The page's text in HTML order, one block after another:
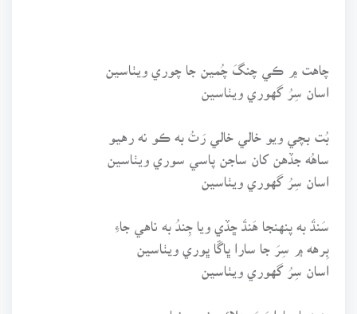
چاهت ۾ ڪي چنگَ چُمين جا چوري ويٺاسين
اسان سِرُ گهوري ويٺاسين
بُت بچي ويو خالي خالي رَتُ به ڪو نه رهيو
ساهُه جڏهن کان ساجن پاسي سوري ويٺاسين
اسان سِرُ گهوري ويٺاسين
سَنڌَ به پنهنجا هَنڌَ ڇڏي ويا جِندُ به ناهي جاءِ
بِرهه ۾ سِرَ جا سارا ڀاڱا ڀوري ويٺاسين
اسان سِرُ گهوري ويٺاسين
پنهنجا سارا وَسَ هلائي نيهن نڀايوسي